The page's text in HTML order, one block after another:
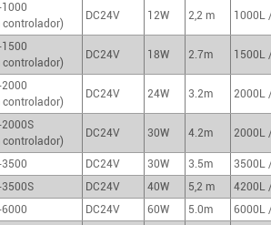
controlador)
DC24V 12W 2,2 m 1000L
controlador)
DC24V 18W 2.7m 1500L
controlador)
DC24V 24W 3.2m 2000L
controlador)
DC24V 30W 4.2m 2000L
DC24V 30W 3.5m 3500L
DC24V 40W 5,2 m 4200L
DC24V 60W 5.0m 6000L